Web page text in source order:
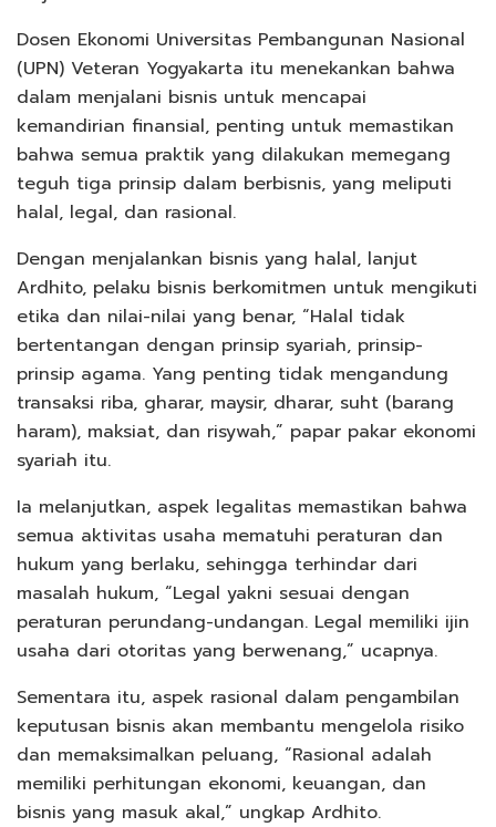
Dosen Ekonomi Universitas Pembangunan Nasional
(UPN) Veteran Yogyakarta itu menekankan bahwa
dalam menjalani bisnis untuk mencapai
kemandirian finansial, penting untuk memastikan
bahwa semua praktik yang dilakukan memegang
teguh tiga prinsip dalam berbisnis, yang meliputi
halal, legal, dan rasional.
Dengan menjalankan bisnis yang halal, lanjut
Ardhito, pelaku bisnis berkomitmen untuk mengikuti
etika dan nilai-nilai yang benar, “Halal tidak
bertentangan dengan prinsip syariah, prinsip-
prinsip agama. Yang penting tidak mengandung
transaksi riba, gharar, maysir, dharar, suht (barang
haram), maksiat, dan risywah,” papar pakar ekonomi
syariah itu.
Ia melanjutkan, aspek legalitas memastikan bahwa
semua aktivitas usaha mematuhi peraturan dan
hukum yang berlaku, sehingga terhindar dari
masalah hukum, “Legal yakni sesuai dengan
peraturan perundang-undangan. Legal memiliki ijin
usaha dari otoritas yang berwenang,” ucapnya.
Sementara itu, aspek rasional dalam pengambilan
keputusan bisnis akan membantu mengelola risiko
dan memaksimalkan peluang, “Rasional adalah
memiliki perhitungan ekonomi, keuangan, dan
bisnis yang masuk akal,” ungkap Ardhito.